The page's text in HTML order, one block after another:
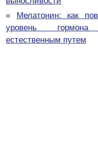
«
Мелатонин: как
уровень
естественным путем